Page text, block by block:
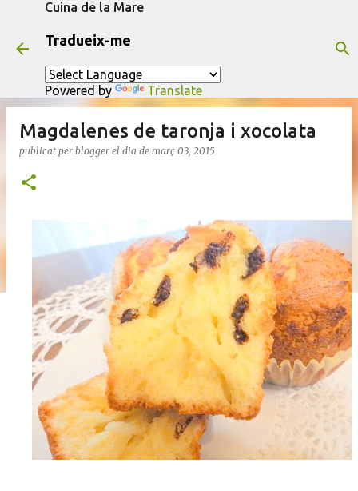
Cuina de la Mare
Tradueix-me
Powered by Translate
Magdalenes de taronja i xocolata
publicat per blogger el dia de març 03, 2015